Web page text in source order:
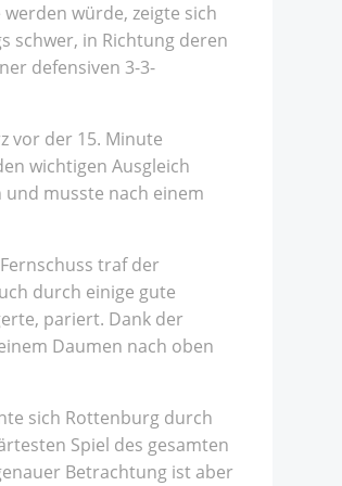
würde, zeigte sich
schwer, in Richtung deren
defensiven 3-3-
vor der 15. Minute
wichtigen Ausgleich
musste nach einem
traf der
durch einige gute
pariert. Dank der
Daumen nach oben
sich Rottenburg durch
Spiel des gesamten
Betrachtung ist aber